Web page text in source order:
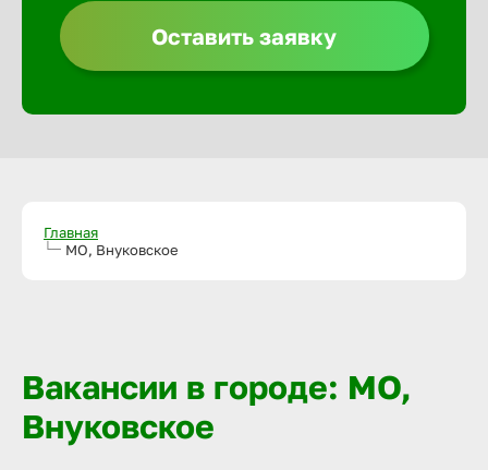
Оставить заявку
Главная
МО, Внуковское
Вакансии в городе: МО,
Внуковское